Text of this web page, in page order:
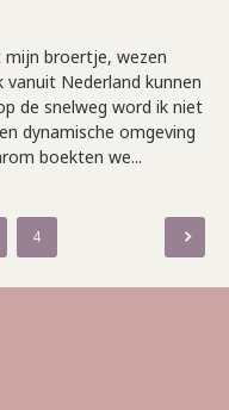
broertje, wezen
Nederland kunnen
de snelweg word ik niet
dynamische omgeving
boekten we...
4